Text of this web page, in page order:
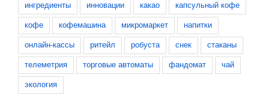
ингредиенты инновации какао капсульный кофе
кофе кофемашина микромаркет напитки
онлайн-кассы ритейл робуста снек стаканы
телеметрия торговые автоматы фандомат чай
экология